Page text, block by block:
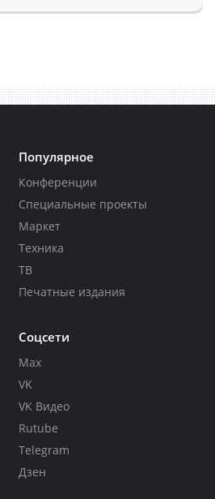
Популярное
Конференции
Специальные проекты
Маркет
Техника
ТВ
Печатные издания
Соцсети
Max
VK
VK Видео
Rutube
Telegram
Дзен